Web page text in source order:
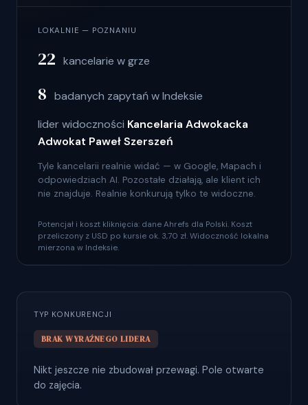
LOKALNIE — POZNANIU
22 kancelarie w grze
8 badanych zapytań w Indeksie
lider widoczności Kancelaria Adwokacka
Adwokat Paweł Szerszeń
Tyle kancelarii realnie widać — w Google, Mapach i
odpowiedziach AI. Pozostałe działają, ale klient ich
nie znajduje. Realnie konkurują tylko te widoczne.
Potencjał i koszt kliknięcia: dane Ahrefs dla Polski. Koszt
przeliczony z USD po kursie ok. 3,70 zł. Widoczność lokalna
mierzona w Indeksie.
TYP KONKURENCJI
BRAK WYRAŹNEGO LIDERA
Nikt jeszcze nie zbudował przewagi. Pole otwarte
do zajęcia.